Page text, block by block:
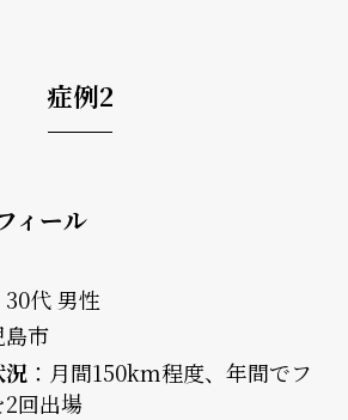
症例2
ィール
代 男性
島市
：月間150km程度、年間でフ
回出場